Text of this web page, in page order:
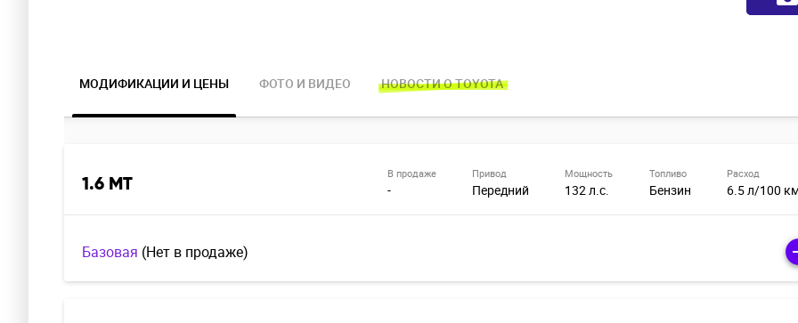
МОДИФИКАЦИИ И ЦЕНЫ ФОТО И ВИДЕО НОВОСТИ О TOYOTA
1.6 MT В продаже
-
Привод
Передний
Мощность
132 л.с.
Топливо
Бензин
Расход
6.5 л/100
Базовая (Нет в продаже)